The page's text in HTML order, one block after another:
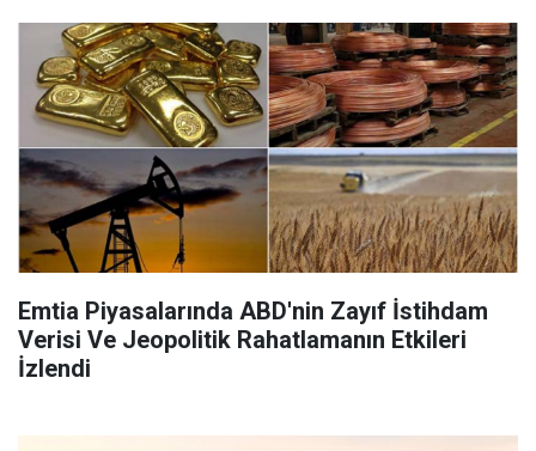
Emtia Piyasalarında ABD'nin Zayıf İstihdam
Verisi Ve Jeopolitik Rahatlamanın Etkileri
İzlendi